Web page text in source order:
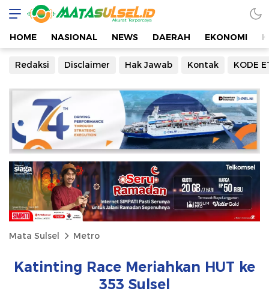
HOME NASIONAL NEWS DAERAH EKONOMI
Redaksi Disclaimer Hak Jawab Kontak KODE
Mata Sulsel Metro
Katinting Race Meriahkan HUT ke
353 Sulsel